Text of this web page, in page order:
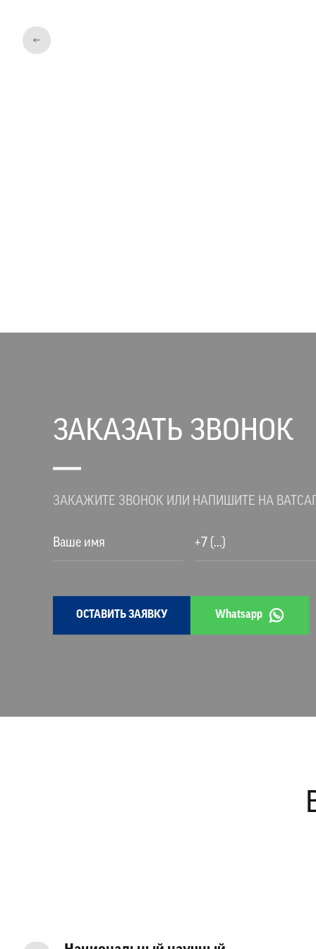
ЗАКАЗАТЬ ЗВОНОК
ЗАКАЖИТЕ ЗВОНОК ИЛИ НАПИШИТЕ НА
ОСТАВИТЬ ЗАЯВКУ Whatsapp